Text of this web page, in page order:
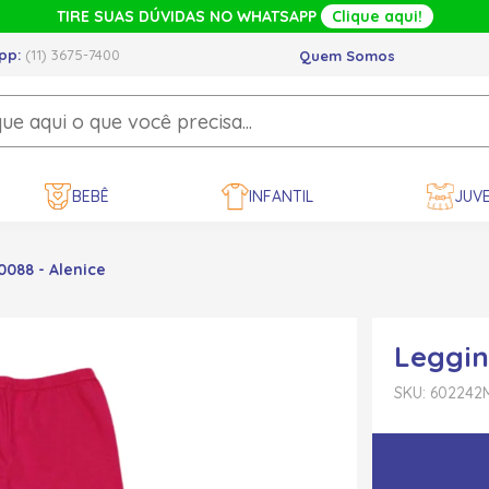
TIRE SUAS DÚVIDAS NO WHATSAPP Clique aqui!
(11) 3675-7400 Quem Somos
BEBÊ INFANTIL
- Alenice
SKU: 602242